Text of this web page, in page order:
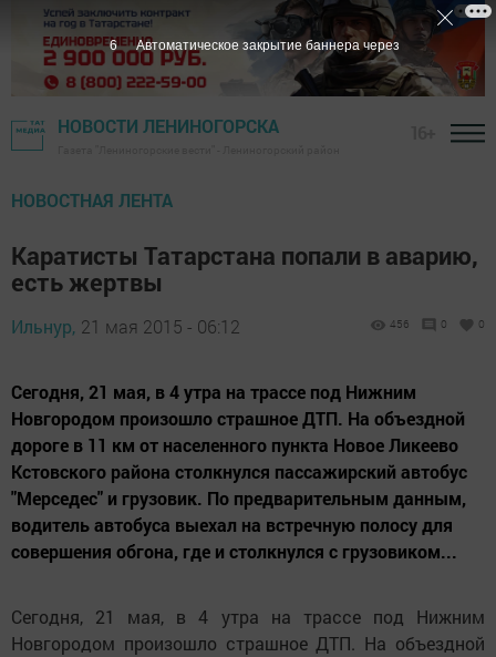
НОВОСТИ ЛЕНИНОГОРСКА
НОВОСТНАЯ ЛЕНТА
Каратисты Татарстана попали в аварию,
есть жертвы
Ильнур, 21 мая 2015 - 06:12 456 0 0
Сегодня, 21 мая, в 4 утра на трассе под Нижним
Новгородом произошло страшное ДТП. На объездной
дороге в 11 км от населенного пункта Новое Ликеево
Кстовского района столкнулся пассажирский автобус
"Мерседес" и грузовик. По предварительным данным,
водитель автобуса выехал на встречную полосу для
совершения обгона, где и столкнулся с грузовиком...
Сегодня, 21 мая, в 4 утра на трассе под Нижним
Новгородом произошло страшное ДТП. На объездной
5 Автоматическое закрытие баннера через